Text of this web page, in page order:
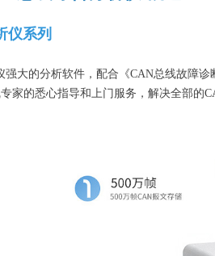
仪系列
强大的分析软件，配合《CAN总线故障
家的悉心指导和上门服务，解决全部的